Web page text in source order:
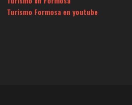
Turismo Formosa en youtube